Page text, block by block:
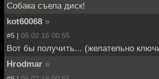
Собака съела диск!
kot60068 »
#5 | 05.02.16 00:55
Вот бы получить... (желательно
Hrodmar »